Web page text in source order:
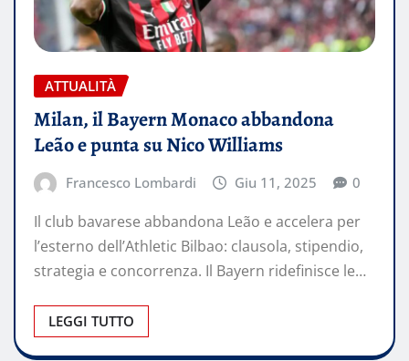
ATTUALITÀ
Milan, il Bayern Monaco abbandona
Leão e punta su Nico Williams
Francesco Lombardi Giu 11, 2025 0
Il club bavarese abbandona Leão e accelera per
l’esterno dell’Athletic Bilbao: clausola, stipendio,
strategia e concorrenza. Il Bayern ridefinisce le…
LEGGI TUTTO